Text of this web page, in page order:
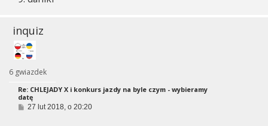
inquiz
6 gwiazdek
Re: CHLEJADY X i konkurs jazdy na byle czym - wybieramy
datę
P27 lut 2018, o 20:20